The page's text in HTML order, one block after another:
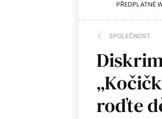
PŘEDPLATNÉ
SPOLEČNOST
roďte